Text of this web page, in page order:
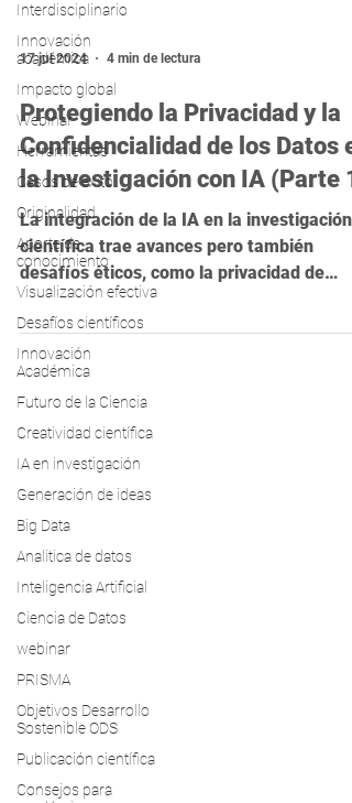
Interdisciplinario
Innovación
académica
Impacto global
Webinar
Herramientas
Casos de exito
Originalidad
Aporte de
conocimiento
Visualización efectiva
Desafíos científicos
Innovación
Académica
Futuro de la Ciencia
Creatividad científica
IA en investigación
Generación de ideas
Big Data
Analitica de datos
Inteligencia Artificial
Ciencia de Datos
webinar
PRISMA
Objetivos Desarrollo
Sostenible ODS
Publicación científica
Consejos para
17 jul 2024 4 min de lectura
Protegiendo la Privacidad y la
Confidencialidad de los Datos
la Investigación con IA (Parte
La integración de la IA en la investigación
científica trae avances pero también
desafíos éticos, como la privacidad de
datos.